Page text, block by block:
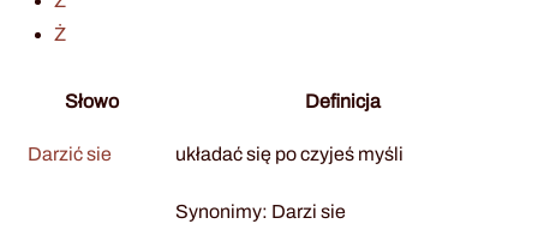
Ż
Słowo Definicja
Darzić sie układać się po czyjeś myśli
Synonimy: Darzi sie